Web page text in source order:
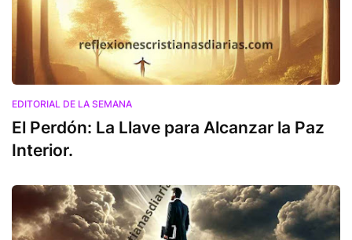
EDITORIAL DE LA SEMANA
El Perdón: La Llave para Alcanzar la Paz
Interior.